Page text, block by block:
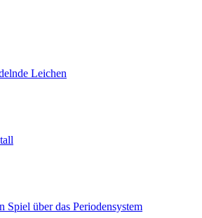
Leichen
über das Periodensystem